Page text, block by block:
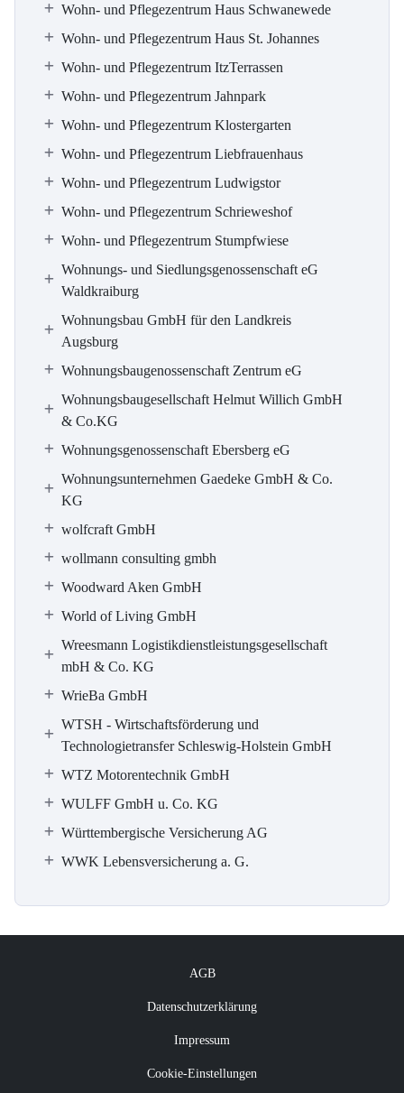
Wohn- und Pflegezentrum Haus Schwanewede
Wohn- und Pflegezentrum Haus St. Johannes
Wohn- und Pflegezentrum ItzTerrassen
Wohn- und Pflegezentrum Jahnpark
Wohn- und Pflegezentrum Klostergarten
Wohn- und Pflegezentrum Liebfrauenhaus
Wohn- und Pflegezentrum Ludwigstor
Wohn- und Pflegezentrum Schrieweshof
Wohn- und Pflegezentrum Stumpfwiese
Wohnungs- und Siedlungsgenossenschaft eG
Waldkraiburg
Wohnungsbau GmbH für den Landkreis
Augsburg
Wohnungsbaugenossenschaft Zentrum eG
Wohnungsbaugesellschaft Helmut Willich GmbH
& Co.KG
Wohnungsgenossenschaft Ebersberg eG
Wohnungsunternehmen Gaedeke GmbH & Co.
KG
wolfcraft GmbH
wollmann consulting gmbh
Woodward Aken GmbH
World of Living GmbH
Wreesmann Logistikdienstleistungsgesellschaft
mbH & Co. KG
WrieBa GmbH
WTSH - Wirtschaftsförderung und
Technologietransfer Schleswig-Holstein GmbH
WTZ Motorentechnik GmbH
WULFF GmbH u. Co. KG
Württembergische Versicherung AG
WWK Lebensversicherung a. G.
AGB
Datenschutzerklärung
Impressum
Cookie-Einstellungen